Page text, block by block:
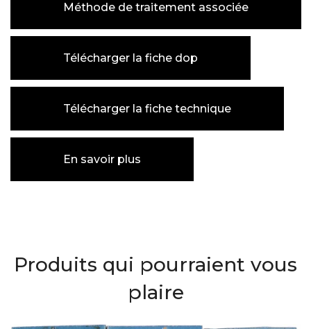
Méthode de traitement associée
Télécharger la fiche dop
Télécharger la fiche technique
En savoir plus
Produits qui pourraient vous
plaire